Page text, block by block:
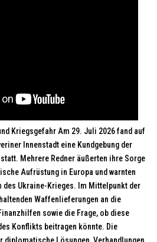
Kriegsgefahr Am 29. Juli 2026 fand auf
Innenstadt eine Kundgebung der
Mehrere Redner äußerten ihre Sorge
Aufrüstung in Europa und warnten
des Ukraine-Krieges. Im Mittelpunkt der
Waffenlieferungen an die
sowie die Frage, ob diese
Konflikts beitragen könnte. Die